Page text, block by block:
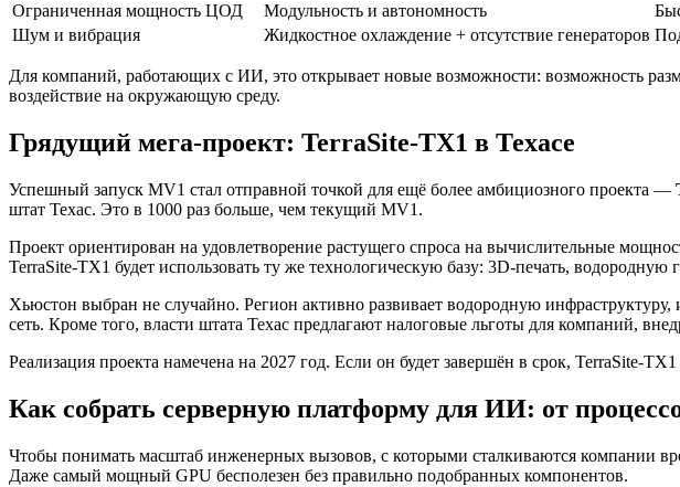
Ограниченная мощность ЦОД
Модульность и автономность
Шум и вибрация
Жидкостное охлаждение + отсутствие генераторов
Для компаний, работающих с ИИ, это открывает новые возможности: возможность
воздействие на окружающую среду.
Грядущий мега-проект: TerraSite-TX1 в Техасе
Успешный запуск MV1 стал отправной точкой для ещё более амбициозного проекта —
штат Техас. Это в 1000 раз больше, чем текущий MV1.
Проект ориентирован на удовлетворение растущего спроса на вычислительные
TerraSite-TX1 будет использовать ту же технологическую базу: 3D-печать,
Хьюстон выбран не случайно. Регион активно развивает водородную
сеть. Кроме того, власти штата Техас предлагают налоговые льготы для компаний,
Реализация проекта намечена на 2027 год. Если он будет завершён в срок, TerraSite-
Как собрать серверную платформу для ИИ: от
Чтобы понимать масштаб инженерных вызовов, с которыми сталкиваются компании
Даже самый мощный GPU бесполезен без правильно подобранных компонентов.